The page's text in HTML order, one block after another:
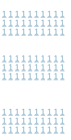
1 1 1 1 1 1 1 1 1 1
1 1 1 1 1 1 1 1 1 1
1 1 1 1 1 1 1 1 1 1
1 1 1 1 1 1 1 1 1 1
1 1 1 1 1 1 1 1 1 1
1 1 1 1 1 1 1 1 1 1
1 1 1 1 1 1 1 1 1 1
1 1 1 1 1 1 1 1 1 1
1 1 1 1 1 1 1 1 1 1